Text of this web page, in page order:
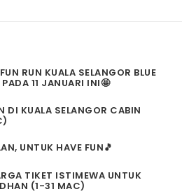
RUN KUALA SELANGOR BLUE
11 JANUARI INI🤩
DI KUALA SELANGOR CABIN
UNTUK HAVE FUN🎵
TIKET ISTIMEWA UNTUK
(1-31 MAC)